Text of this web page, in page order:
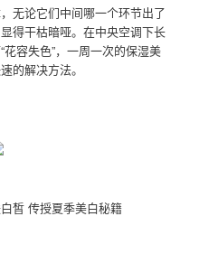
无论它们中间哪一个环节出了
得干枯暗哑。在中央空调下长
容失色”，一周一次的保湿美
的解决方法。
皙 传授夏季美白秘籍